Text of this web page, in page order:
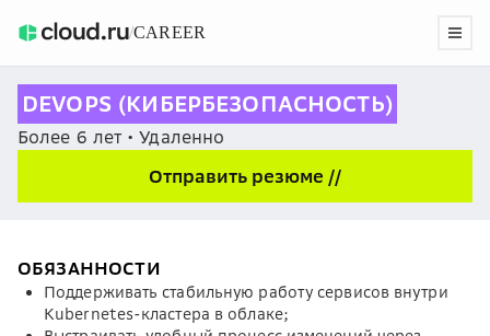
/CAREER
DEVOPS (КИБЕРБЕЗОПАСНОСТЬ)
Более 6 лет • Удаленно
Отправить резюме //
ОБЯЗАННОСТИ
Поддерживать стабильную работу сервисов внутри
Kubernetes-кластера в облаке;